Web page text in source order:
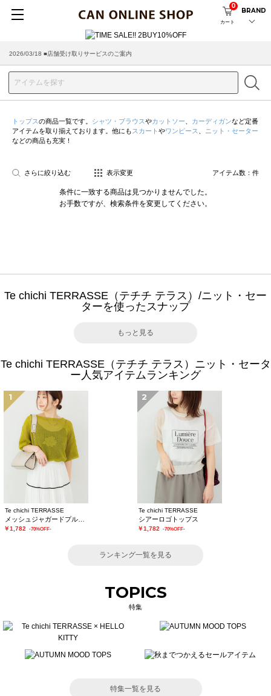
カート
0
BRAND
2026/03/18 ■店舗受け取りサービスのご案内
トップスの商品一覧です。 シャツ・ブラウスやカットソー カーディガンなど定番
アイテムを取り揃えております。他にも スカート やワンピース
ニット・セーター
などの商品も充実！
さらに絞り込む 表示変更 アイテム数： 件
条件に一致する商品は見つかりませんでした。
お手数ですが、検索条件を変更してください。
Te chichi TERRASSE（テチチ テラス）/ニット・セー
ターを使ったスナップ
もっと見る
Te chichi TERRASSE（テチチ テラス）ニット・セータ
ー人気アイテムランキング
1
Te chichi TERRASSE
￥1,782 -70%OFF-
2
Te chichi TERRASSE
シアーロゴトップス
￥1,782 -70%OFF-
ランキング一覧を見る
TOPICS
特集
特集一覧を見る